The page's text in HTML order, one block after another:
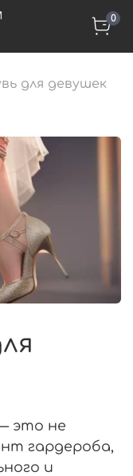
0
для девушек
это не
гардероба,
и